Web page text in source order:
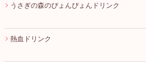
うさぎの森のぴょんぴょんドリンク
熱血ドリンク